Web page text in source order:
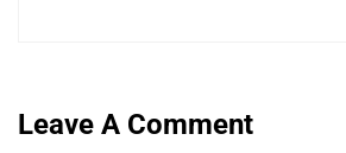
Leave A Comment